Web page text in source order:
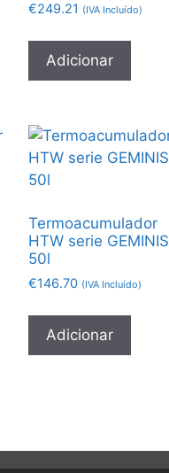
€249.21 (IVA Incluído)
Adicionar
Termoacumulador
HTW serie GEMINIS
50l
€146.70 (IVA Incluído)
Adicionar